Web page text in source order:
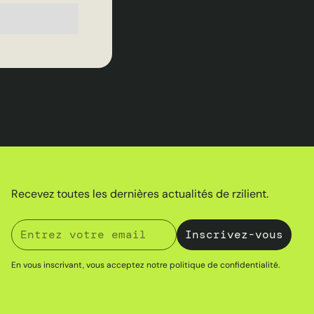
Recevez toutes les dernières actualités de rzilient.
En vous inscrivant, vous acceptez notrepolitique de confidentialité.